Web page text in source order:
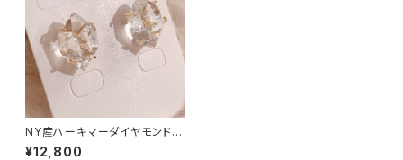
NY産ハーキマーダイヤモンドピ
アス＜Silver 925＞
¥12,800